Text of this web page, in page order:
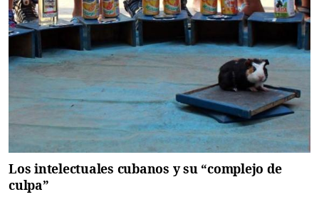
Los intelectuales cubanos y su “complejo de
culpa”